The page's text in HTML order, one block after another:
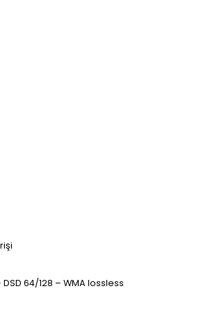
64/128 – WMA lossless